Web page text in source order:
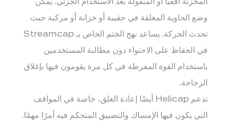
المخزنة أفقيًا أو المنقولة بعد الاستخدام الجزئي. يمكن
وضع الحاوية المغلقة في حقيبة أو خزانة أو مركبة حيث
تحدث الحركة. يساعد نهج الختم الخاص بـ Streamcap
في الحفاظ على الاحتواء دون مطالبة المستخدمين
باستخدام القوة المفرطة في كل مرة يقومون فيها بإغلاق
الزجاجة.
تدعم Helicap أيضًا إعادة الغلق، خاصة في المواقف
التي يكون فيها الإمساك والتضييق المتحكم فيه أمرًا مهمًا.